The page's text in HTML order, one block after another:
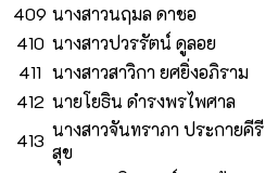
409 นางสาวนฤมล ดาชอ
410 นางสาวปวรรัตน์ ดูลอย
411 นางสาวสาวิกา ยศยิ่งอภิราม
412 นายโยธิน ดำรงพรไพศาล
413 นางสาวจันทราภา ประกายคีรี
สุข